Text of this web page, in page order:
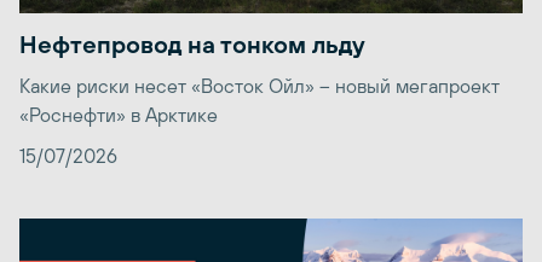
Нефтепровод на тонком льду
Какие риски несет «Восток Ойл» – новый мегапроект
«Роснефти» в Арктике
15/07/2026